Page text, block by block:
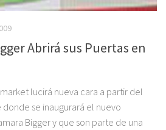
Abrirá sus Puertas en
lucirá nueva cara a partir del
se inaugurará el nuevo
Bigger y que son parte de una